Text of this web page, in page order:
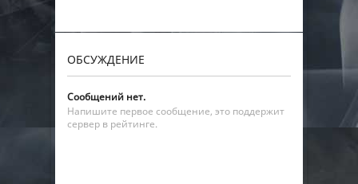
ОБСУЖДЕНИЕ
Сообщений нет.
Напишите первое сообщение, это поддержит
сервер в рейтинге.